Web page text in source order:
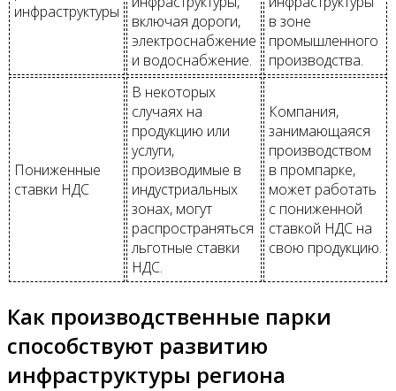
инфраструктуры
включая дороги,
электроснабжение
и водоснабжение.
в зоне
промышленного
производства.
Пониженные
ставки НДС
В некоторых
случаях на
продукцию или
услуги,
производимые в
индустриальных
зонах, могут
распространяться
льготные ставки
НДС.
Компания,
занимающаяся
производством
в промпарке,
может работать
с пониженной
ставкой НДС на
свою продукцию.
Как производственные парки
способствуют развитию
инфраструктуры региона